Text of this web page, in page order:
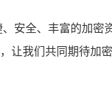
安全、丰富的加
让我们共同期待加